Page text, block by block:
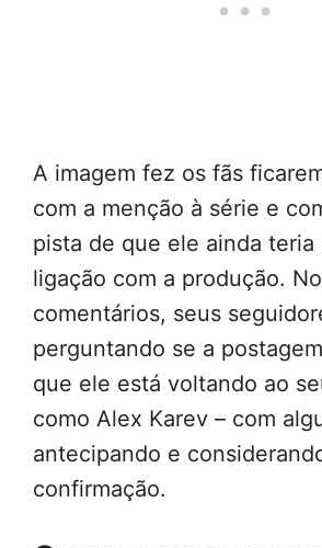
A imagem fez os fãs
com a menção à série e
pista de que ele ainda teria
ligação com a produção.
comentários, seus
perguntando se a
que ele está voltando ao
como Alex Karev – com
antecipando e
confirmação.